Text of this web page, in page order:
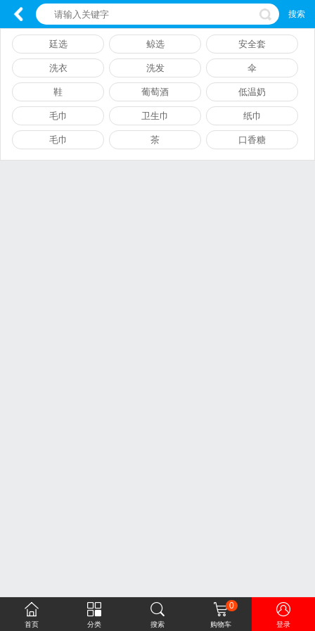
搜索
廷选 鲸选 安全套
洗衣 洗发 伞
鞋 葡萄酒 低温奶
毛巾 卫生巾 纸巾
毛巾 茶 口香糖
󰀁
首页
󰀂
分类
󰀃
搜索
󰀄
购物车
0 󰀅
登录